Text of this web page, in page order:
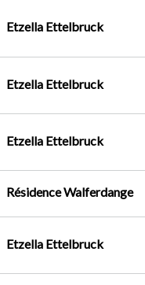
Etzella Ettelbruck
Etzella Ettelbruck
Etzella Ettelbruck
Résidence Walferdange
Etzella Ettelbruck